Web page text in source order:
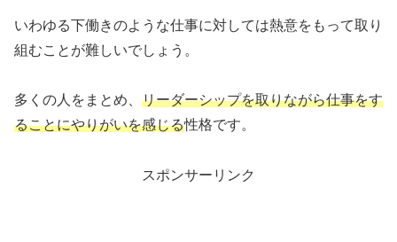
いわゆる下働きのような仕事に対しては熱意をもって取り
組むことが難しいでしょう。
多くの人をまとめ、 リーダーシップを取りながら仕事をす
ることにやりがいを感じる性格です。
スポンサーリンク